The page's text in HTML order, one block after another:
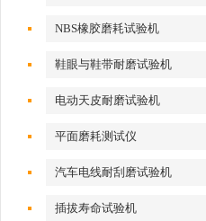
NBS橡胶磨耗试验机
鞋眼与鞋带耐磨试验机
电动天皮耐磨试验机
平面磨耗测试仪
汽车电线耐刮磨试验机
插拔寿命试验机